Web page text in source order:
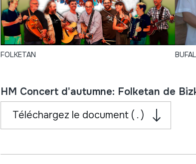
FOLKETAN
HM Concert d'autumne: Folketan de
Téléchargez le document ( . )